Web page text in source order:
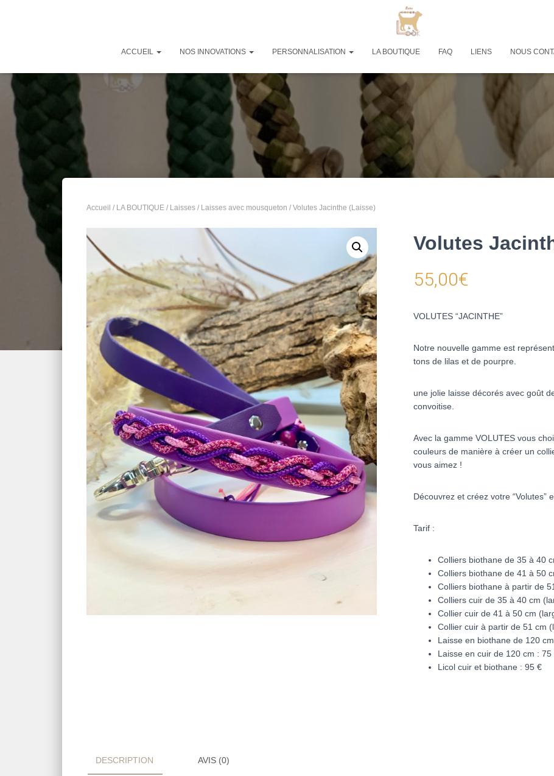
ACCUEIL NOS INNOVATIONS PERSONNALISATION LA BOUTIQUE FAQ LIENS NOUS
Accueil / LA BOUTIQUE / Laisses / Laisses avec mousqueton / Volutes Jacinthe (Laisse)
Volutes
55,00€
VOLUTES “JACINTHE”
Notre nouvelle gamme est
tons de lilas et de pourpre.
une jolie laisse décorés avec goût
convoitise.
Avec la gamme VOLUTES vous
couleurs de manière à créer un
vous aimez !
Découvrez et créez votre “Volutes”
Tarif :
Colliers biothane de 35 à 40
Colliers biothane de 41 à 50
Colliers biothane à partir de
Colliers cuir de 35 à 40 cm
Collier cuir de 41 à 50 cm
Collier cuir à partir de 51 cm
Laisse en biothane de 120
Laisse en cuir de 120 cm : 75
Licol cuir et biothane : 95 €
DESCRIPTION AVIS (0)